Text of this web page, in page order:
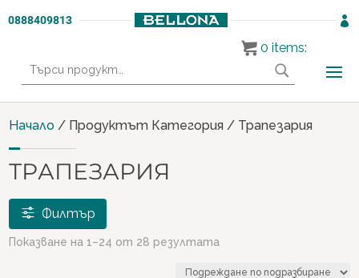
0888409813 
за:
Начало / Продуктът Категория / Трапезария
ТРАПЕЗАРИЯ
Филтър
Продукти
Показване на 1–24 от 28 резултата
0 items: